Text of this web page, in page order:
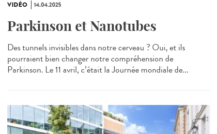
VIDÉO 14.04.2025
Parkinson et Nanotubes
Des tunnels invisibles dans notre cerveau ? Oui, et ils
pourraient bien changer notre compréhension de
Parkinson. Le 11 avril, c’était la Journée mondiale de...